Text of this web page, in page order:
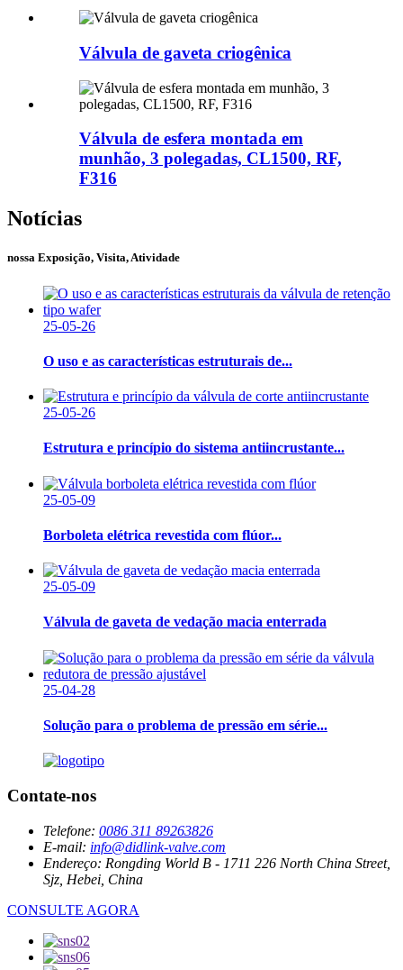
Válvula de gaveta criogênica
Válvula de esfera montada em
munhão, 3 polegadas, CL1500, RF,
F316
Notícias
nossa Exposição, Visita, Atividade
25-05-26
O uso e as características estruturais de...
25-05-26
Estrutura e princípio do sistema antiincrustante...
25-05-09
Borboleta elétrica revestida com flúor...
25-05-09
Válvula de gaveta de vedação macia enterrada
25-04-28
Solução para o problema de pressão em série...
Contate-nos
Telefone: 0086 311 89263826
E-mail: info@didlink-valve.com
Endereço: Rongding World B - 1711 226 North China Street,
Sjz, Hebei, China
CONSULTE AGORA